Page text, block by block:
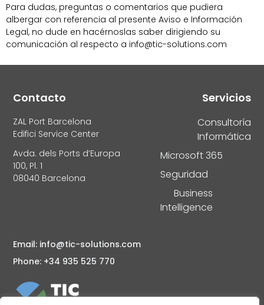
Para dudas, preguntas o comentarios que pudiera
albergar con referencia al presente Aviso e Información
Legal, no dude en hacérnoslas saber dirigiendo su
comunicación al respecto a info@tic-solutions.com
Email: info@tic-solutions.com
Phone: +34 935 525 770
Servicios
Consultoría
Informática
Microsoft 365
Seguridad
Business
Intelligence
Contacto
ZAL Port Barcelona
Edifici Service Center
Avda. dels Ports d’Europa
100, Pl. 1
08040 Barcelona